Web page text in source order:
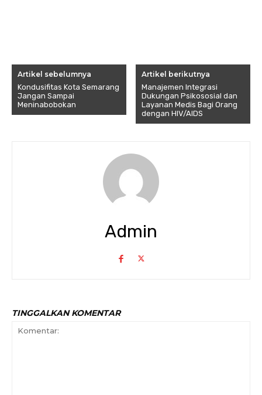
Artikel sebelumnya
Kondusifitas Kota Semarang
Jangan Sampai
Meninabobokan
Artikel berikutnya
Manajemen Integrasi
Dukungan Psikososial dan
Layanan Medis Bagi Orang
dengan HIV/AIDS
Admin
TINGGALKAN KOMENTAR